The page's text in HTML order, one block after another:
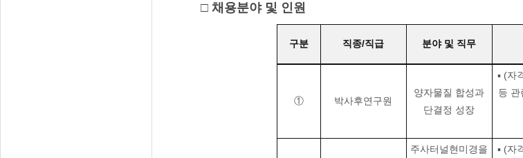
□ 채용분야 및 인원
구분 직종/직급 분야 및 직무
① 박사후연구원
양자물질 합성과
단결정 성장
▪ (자
등 관
주사터널현미경을
▪ (자